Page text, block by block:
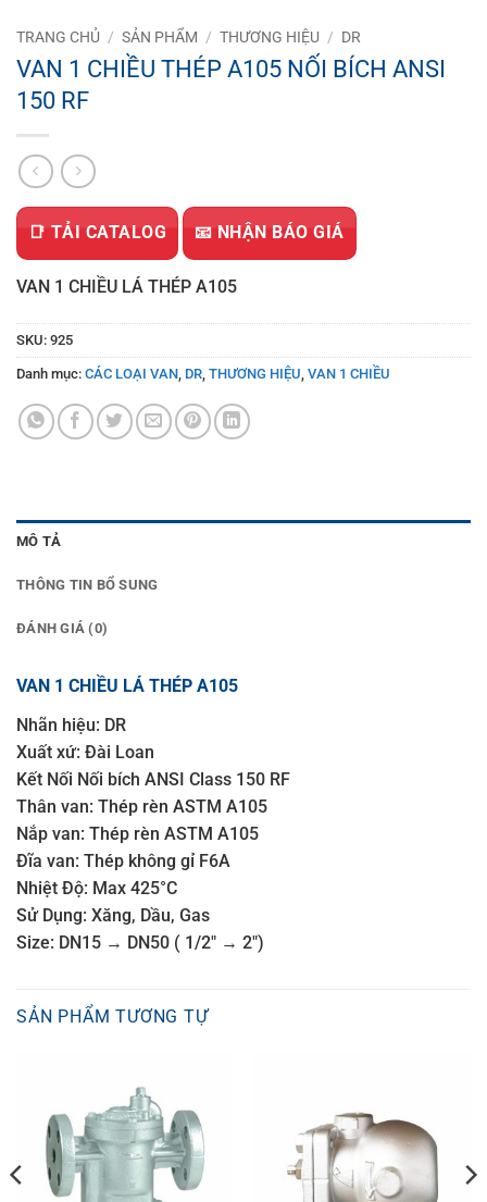
TRANG CHỦ / SẢN PHẨM / THƯƠNG HIỆU / DR
VAN 1 CHIỀU THÉP A105 NỐI BÍCH ANSI
150 RF
📑 TẢI CATALOG 📧 NHẬN BÁO GIÁ
VAN 1 CHIỀU LÁ THÉP A105
SKU: 925
Danh mục: CÁC LOẠI VAN DR THƯƠNG HIỆU VAN 1 CHIỀU
MÔ TẢ
THÔNG TIN BỔ SUNG
ĐÁNH GIÁ (0)
VAN 1 CHIỀU LÁ THÉP A105
Nhãn hiệu: DR
Xuất xứ: Đài Loan
Kết Nối Nối bích ANSI Class 150 RF
Thân van: Thép rèn ASTM A105
Nắp van: Thép rèn ASTM A105
Đĩa van: Thép không gỉ F6A
Nhiệt Độ: Max 425°C
Sử Dụng: Xăng, Dầu, Gas
Size: DN15 → DN50 ( 1/2″ → 2″)
SẢN PHẨM TƯƠNG TỰ